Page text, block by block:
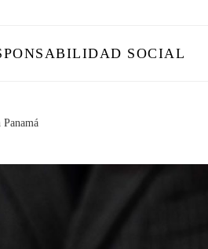
SOCIAL